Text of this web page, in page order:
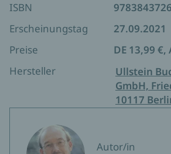
Nachwort verdeutlicht James
Erfahrung der Prophezeiungen für
bedeutet: Wenn genügend
leben, werden andere die
auch selbst damit beginnen, ihr
entdecken, weil die uns das neue
erfülltes, glückliches und
ermöglicht.
ISBN
Erscheinungstag
27.09.2021
Preise
DE 13,99 €,
Hersteller
Ullstein
GmbH,
10117
Autor/in